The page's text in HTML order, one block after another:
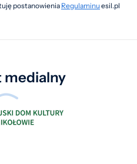
postanowienia Regulaminuesil.pl
medialny